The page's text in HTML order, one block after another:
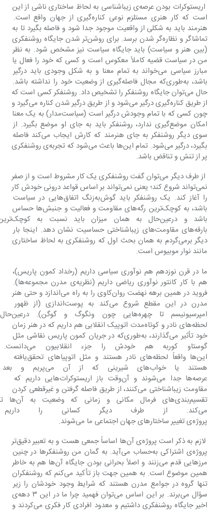
اریستوکرات بودن عرصه‌ی زیباشناسی به لحاظ ساختاری ناشی از این
است که کار هنری مستلزم نوعی کناره‌گیری از جهان واقع است.
هنرمند باید به شکلی از واقعیت موجود جدا شود و فاصله بگیرد تا به
تماشاگر و نظاره‌گر شدن برسد. برای روشن‌تر شدن جایگاه روشن‎فکری
(بین هنر و سیاست) باید جایگاه سیاست نیز مشخص شود. به نظر
من در سیاست قضیه کاملاً معکوس است و کسی که خود را فعال یا
مبارز سیاسی می‌خواند به تمام معنا و به شکل وجودی باید درگیر
باشد، به‌طوری‌که مجال فاصله‌گیری از وضعیت خود را نداشته باشد.
حال می‌توان جایگاه روشن‎فکر را تشخیص داد. روشن‎فکر کسی است که
از طریق کناره‌گیری درگیر می‌شود و از طریق درگیر شدن کناره می‌گیرد و
چون کسی که با تمام وجودش درگیر است (سیاست‌مدار) به یک معنا
امکان موضع‌گیری ندارد، روشن‎فکر باید به جای او موضع بگیرد. از
سوی دیگر روشن‎فکر به جای هنرمند که کارش ایجاب می‌کند فاصله
بگیرد، درگیر می‌شود. تمام این‌ها باعث می‌شود که تجربه‌ی روشن‎فکری
پر از تنش و تناقض باشد.
از طرف دیگر می‌توان گفت روشن‎فکری یک کار مشروط است و از صفر
نمی‌تواند شروع کند؛ یعنی نمی‌تواند بر اساس قواعد درونی خودش کار
را آغاز کند. یک روشن‎فکر باید گوش‌به‌زنگ اتفاق‌هایی در سیاست
باشد، به کوچک‌ترین رگه‌های مقاومت و فعالیت و جنبش‌ها حساس
باشد و درعین‌حال به همان میزان
بارقه‌های مقاومت‌های زیباشناختی حساسیت نشان دهد. اینجا بار
دیگر برمی‌گردم به همان بحث اول که روشن‎فکری به لحاظ ساختاری
مانند نوار موبیوس است.
ما در قرن نوزدهم هم نوآوری سیاسی داریم (رخداد کمون پاریس)،
هم با کار کانتور نوآوری ریاضی داریم (نظریه‌ی مدرن مجموعه‌ها).
فروید در همین برهه نهضت روان‌کاوی را به راه می‌اندازد و حتی هنر
مدرن در این مقطع شروع می‌کند به پوست‌اندازی (از ظهور
امپرسیونیسم تا چهره‌هایی چون ونگوگ و
لحظه‌های نادر و کوتاه‌مدت اتوپیک انقلابی هم داریم که در هنر زمان
خود تأثیر می‌گذارند، به‌طوری‌که در جریان کمون پاریس نقاشی مثل
گوستاو کوربه هم
این‌ها واقعاً لحظه‌های نادر هستند و مثل اتوپیاهای تحقق‌یافته
هستند یا خواب‌های شیرینی
عرصه‌ها جدا می‌شوند و آن‌وقت باز اریستوکرات‌هایی داریم که
مقاومت زیباشناختی می‌کنند، از طریق فاصله گرفتن و غیرقطعی کردن
تقسیم‌بندی‌های فرمال
می‌کند. از طرف دیگر کسانی را
پروژه‌ی تغییر ساختارهای جهان اجتماعی ما می‌شوند.
لازم به ذکر است پروژه‌ی آن‌ها اساساً جمعی هست و به تعبیر دقیق‌تر
پروژه‌ی اشتراکی به‌حساب می‌آید. به گمان من روشن‎فکرها در چنین
مرزهایی قدم می‌زنند و اصلاً بحرانی بودن جایگاه آن‌ها هم به خاطر
همین موضوع است. به همین جهت باز تأکید می‌کنم که روشن‎فکران
تنها گروه در جوامع مدرن هستند که شرایط وجود خودشان را زیر
سؤال می‌برند. بر این اساس می‌توان فهمید چرا ما در این ۳ دهه‌ی
اخیر جایگاه روشن‎فکری داشتیم و معدود افرادی کار فکری می‌کردند و